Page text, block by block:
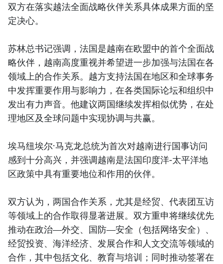
双方在落实越法全面战略伙伴关系具体成果方面的坚
定决心。
苏林总书记强调，法国是越南在欧盟中的首个全面战
略伙伴，越南高度重视并希望进一步加强与法国在各
领域上的合作关系。越方支持法国在地区和全球事务
中发挥重要作用与影响力，在各类国际论坛和组织中
发出有力声音。他建议两国继续发挥相似优势，在处
理地区及全球问题中实现协调与共赢。
埃马纽埃尔·马克龙总统为首次对越南进行国事访问
感到十分高兴，并强调越南是法国印度洋-太平洋地
区政策中具有重要地位和作用的伙伴。
双方认为，两国合作关系，尤其是经贸、代表团互访
等领域上的合作取得显著进展。双方重申将继续优先
推动在政治—外交、国防—安全（包括网络安全）、
经贸投资、海洋经济、发展合作和人文交流等领域的
合作，其中包括文化、教育与培训；同时推动签署在